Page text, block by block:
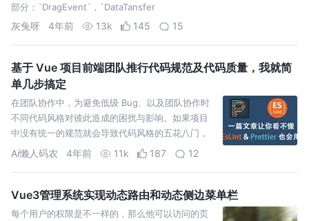
部分：`DragEvent`，`DataTansfer
灰兔呀 4年前 13k 145 15
基于 Vue 项目前端团队推行代码规范及代码质量，我就简
单几步搞定
在团队协作中，为避免低级 Bug、以及团队协作时
不同代码风格对彼此造成的困扰与影响。如果项目
中没有统一的规范就会导致代码风格的五花八门，
不利于代码的阅读和维护。所以会预先制定编码规
Ai懒人码农 4年前 11k 187 12
Vue3管理系统实现动态路由和动态侧边菜单栏
每个用户的权限是不一样的，那么他可以访问的页